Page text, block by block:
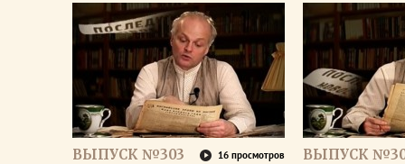
ВЫПУСК №303 16 просмотров ВЫПУСК